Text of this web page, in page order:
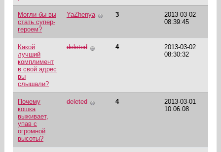
Могли бы вы
стать супер-
героем?
YaZhenya 3
2013-03-02
08:39:45
Какой
лучший
комплимент
в свой адрес
вы
слышали?
deleted 4
2013-03-02
08:30:32
Почему
кошка
выживает,
упав с
огромной
высоты?
deleted 4
2013-03-01
10:06:08